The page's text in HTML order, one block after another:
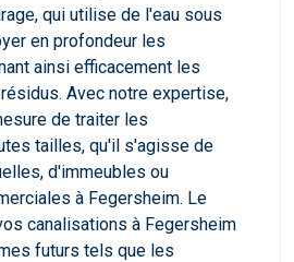
qui utilise de l'eau sous
en profondeur les
ainsi efficacement les
Avec notre expertise,
de traiter les
tailles, qu'il s'agisse de
d'immeubles ou
à Fegersheim. Le
canalisations à Fegersheim
futurs tels que les